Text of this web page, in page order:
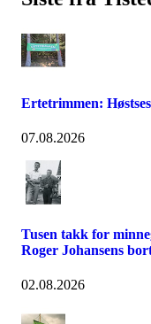
Ertetrimmen:
07.08.2026
Tusen takk for
Roger Johansens
02.08.2026